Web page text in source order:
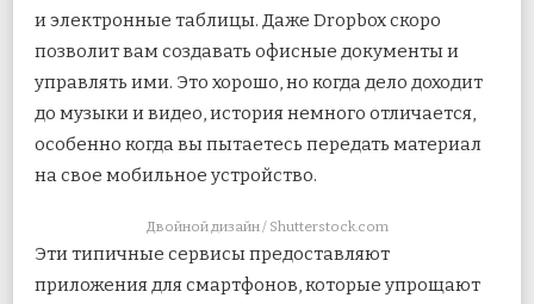
НА
ANDROID
и электронные таблицы. Даже Dropbox скоро
позволит вам создавать офисные документыи
управлять ими. Это хорошо, но когда дело доходит
до музыки и видео, история немного отличается,
особенно когда вы пытаетесь передать материал
на свое мобильное устройство.
Двойной дизайн / Shutterstock.com
Эти типичные сервисы предоставляют
приложения для смартфонов, которые упрощают